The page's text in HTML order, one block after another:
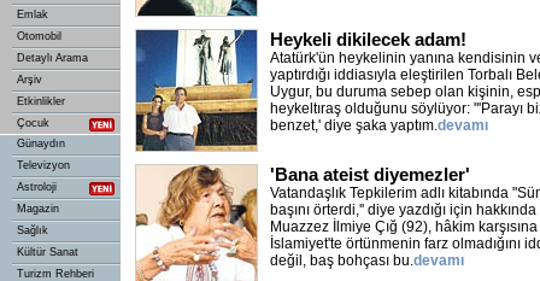
Emlak
Otomobil
Detaylı Arama
Arşiv
Etkinlikler
Çocuk
Günaydın
Televizyon
Astroloji
Magazin
Sağlık
Kültür Sanat
Turizm Rehberi
Heykeli dikilecek adam!
Atatürk'ün heykelinin yanına kendisinin
yaptırdığı iddiasıyla eleştirilen Torbalı
Uygur, bu duruma sebep olan kişinin,
heykeltıraş olduğunu söylüyor: "'Parayı
benzet,' diye şaka yaptım.devamı
'Bana ateist diyemezler'
Vatandaşlık Tepkilerim adlı kitabında
başını örterdi,'' diye yazdığı için
Muazzez İlmiye Çığ (92), hâkim
İslamiyet'te örtünmenin farz olmadığını
değil, baş bohçası bu.devamı